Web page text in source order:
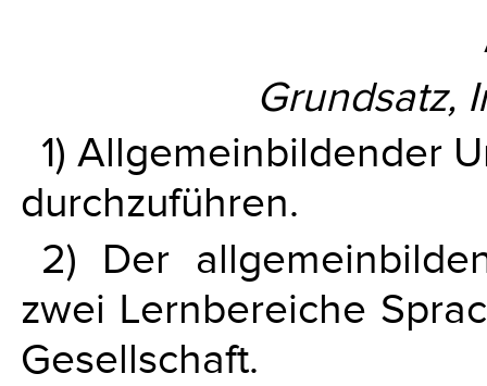
Grundsatz,
1) Allgemeinbildender
durchzuführen.
2) Der
zwei Lernbereiche
Gesellschaft.